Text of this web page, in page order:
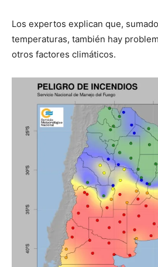
Los expertos explican que,
temperaturas, también hay
otros factores climáticos.